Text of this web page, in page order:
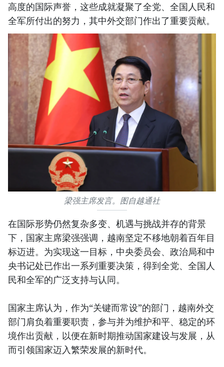
高度的国际声誉，这些成就凝聚了全党、全国人民和
全军所付出的努力，其中外交部门作出了重要贡献。
梁强主席发言。图自越通社
在国际形势仍然复杂多变、机遇与挑战并存的背景
下，国家主席梁强强调，越南坚定不移地朝着百年目
标迈进。为实现这一目标，中央委员会、政治局和中
央书记处已作出一系列重要决策，得到全党、全国人
民和全军的广泛支持与认同。
国家主席认为，作为“关键而常设”的部门，越南外交
部门肩负着重要职责，参与并为维护和平、稳定的环
境作出贡献，以便在新时期推动国家建设与发展，从
而引领国家迈入繁荣发展的新时代。